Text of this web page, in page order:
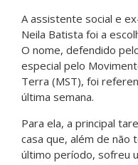
A assistente social e
Neila Batista foi a
O nome, defendido
especial pelo
Terra (MST), foi
última semana.
Para ela, a principal
casa que, além de não
último período, sofreu